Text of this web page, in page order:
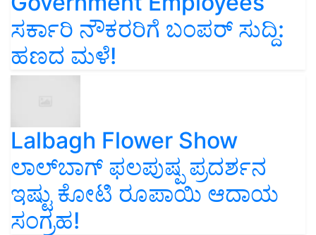
ಸರ್ಕಾರಿ ನೌಕರರಿಗೆ ಬಂಪರ್‌ ಸುದ್ದಿ:
ಹಣದ ಮಳೆ!
Lalbagh Flower Show
ಲಾಲ್‌ಬಾಗ್ ಫಲಪುಷ್ಪ ಪ್ರದರ್ಶನ
ಇಷ್ಟು ಕೋಟಿ ರೂಪಾಯಿ ಆದಾಯ
ಸಂಗ್ರಹ!